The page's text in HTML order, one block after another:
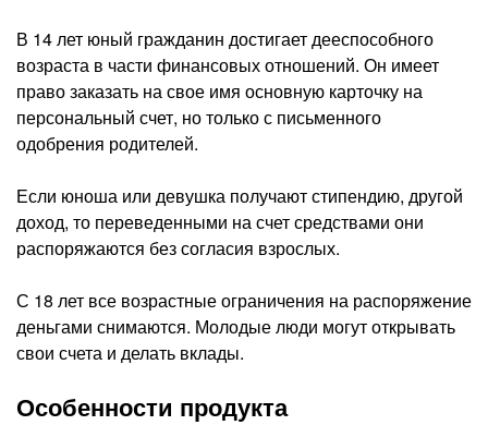
В 14 лет юный гражданин достигает дееспособного
возраста в части финансовых отношений. Он имеет
право заказать на свое имя основную карточку на
персональный счет, но только с письменного
одобрения родителей.
Если юноша или девушка получают стипендию, другой
доход, то переведенными на счет средствами они
распоряжаются без согласия взрослых.
С 18 лет все возрастные ограничения на распоряжение
деньгами снимаются. Молодые люди могут открывать
свои счета и делать вклады.
Особенности продукта